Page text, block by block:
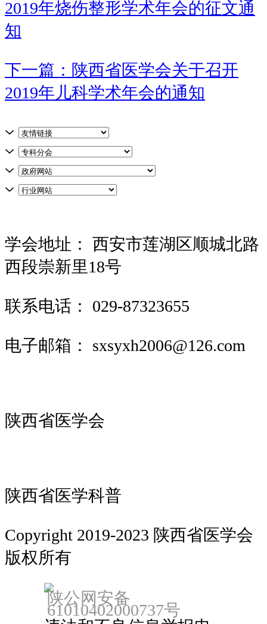
2019年烧伤整形学术年会的征文通
知
下一篇：陕西省医学会关于召开
2019年儿科学术年会的通知
学会地址：
西安市莲湖区顺城北路
西段崇新里18号
联系电话： 029-87323655
电子邮箱： sxsyxh2006@126.com
陕西省医学会
陕西省医学科普
Copyright 2019-2023 陕西省医学会
版权所有
陕公网安备
61010402000737号